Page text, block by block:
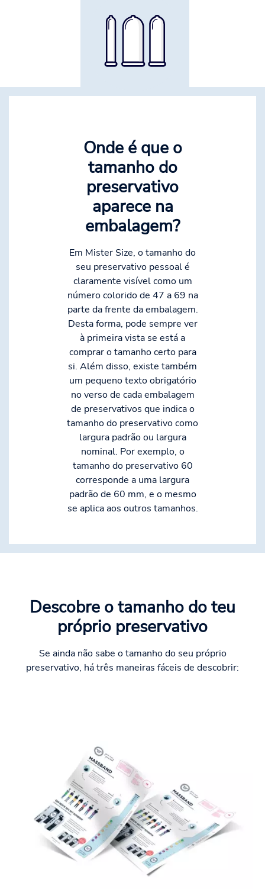
Onde é que o
tamanho do
preservativo
aparece na
embalagem?
Em Mister Size, o tamanho do
seu preservativo pessoal é
claramente visível como um
número colorido de 47 a 69 na
parte da frente da embalagem.
Desta forma, pode sempre ver
à primeira vista se está a
comprar o tamanho certo para
si. Além disso, existe também
um pequeno texto obrigatório
no verso de cada embalagem
de preservativos que indica o
tamanho do preservativo como
largura padrão ou largura
nominal. Por exemplo, o
tamanho do preservativo 60
corresponde a uma largura
padrão de 60 mm, e o mesmo
se aplica aos outros tamanhos.
Descobre o tamanho do teu
próprio preservativo
Se ainda não sabe o tamanho do seu próprio
preservativo, há três maneiras fáceis de descobrir: